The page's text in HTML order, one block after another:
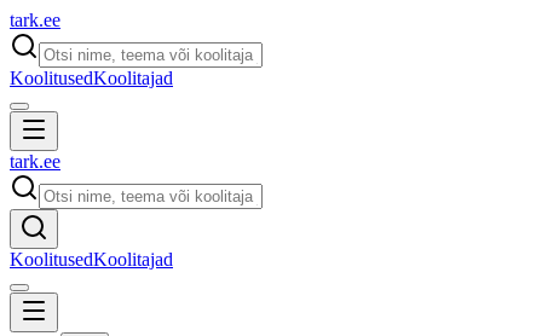
tark.ee
KoolitusedKoolitajad
tark.ee
KoolitusedKoolitajad